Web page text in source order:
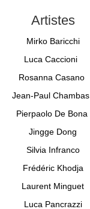
Artistes
Mirko Baricchi
Luca Caccioni
Rosanna Casano
Jean-Paul Chambas
Pierpaolo De Bona
Jingge Dong
Silvia Infranco
Frédéric Khodja
Laurent Minguet
Luca Pancrazzi